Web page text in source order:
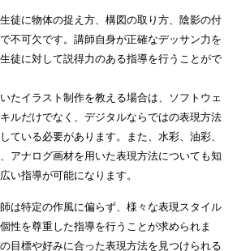
徒に物体の捉え方、構図の取り方、陰影の付
不可欠です。講師自身が正確なデッサン力を
徒に対して説得力のある指導を行うことがで
たイラスト制作を教える場合は、ソフトウェ
ルだけでなく、デジタルならではの表現方法
ている必要があります。また、水彩、油彩、
アナログ画材を用いた表現方法についても知
い指導が可能になります。
は特定の作風に偏らず、様々な表現スタイル
性を尊重した指導を行うことが求められま
目標や好みに合った表現方法を見つけられる